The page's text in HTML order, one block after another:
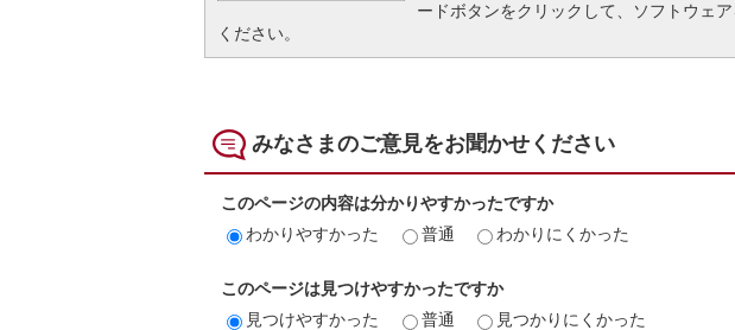
ードボタンをクリックして、ソフトウェ
ください。
みなさまのご意見をお聞かせください
このページの内容は分かりやすかったですか
わかりやすかった
普通 わかりにくかった
このページは見つけやすかったですか
見つけやすかった
普通 見つかりにくかった